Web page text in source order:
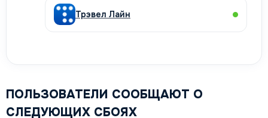
Трэвел Лайн
ПОЛЬЗОВАТЕЛИ СООБЩАЮТ О
СЛЕДУЮЩИХ СБОЯХ